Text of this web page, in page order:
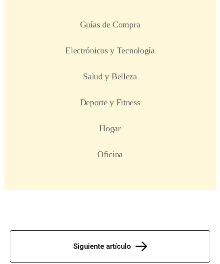
Siguiente artículo